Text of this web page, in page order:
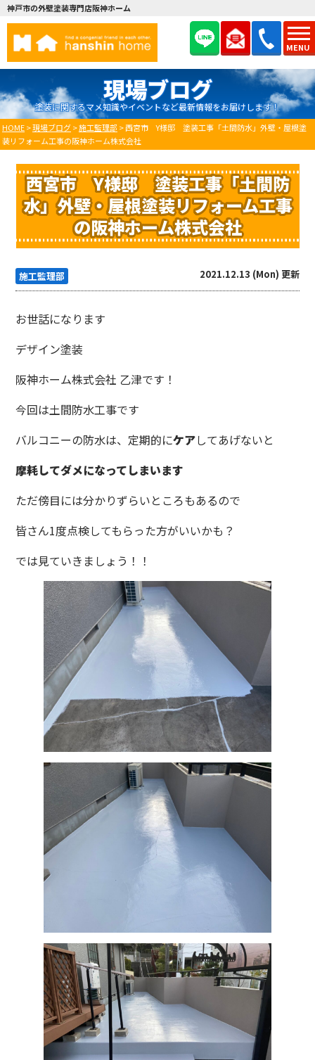
MENU
神戸市の外壁塗装専門店阪神ホーム
現場ブログ
塗装に関するマメ知識やイベントなど最新情報をお届けします！
HOME>現場ブログ>施工監理部 >西宮市 Y様邸 塗装工事「土間防水」外壁・屋根塗
装リフォーム工事の阪神ホーム株式会社
西宮市 Y様邸 塗装工事「土間防
水」外壁・屋根塗装リフォーム工事
の阪神ホーム株式会社
施工監理部 2021.12.13 (Mon) 更新
お世話になります
デザイン塗装
阪神ホーム株式会社 乙津です！
今回は土間防水工事です
バルコニーの防水は、定期的にケアしてあげないと
摩耗してダメになってしまいます
ただ傍目には分かりずらいところもあるので
皆さん1度点検してもらった方がいいかも？
では見ていきましょう！！